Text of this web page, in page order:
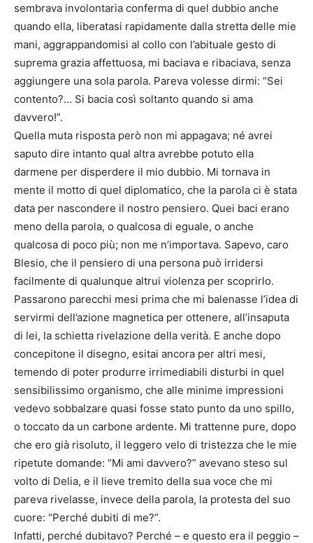
sembrava involontaria conferma di quel dubbio anche
quando ella, liberatasi rapidamente dalla stretta delle mie
mani, aggrappandomisi al collo con l’abituale gesto di
suprema grazia affettuosa, mi baciava e ribaciava, senza
aggiungere una sola parola. Pareva volesse dirmi: “Sei
contento?… Si bacia così soltanto quando si ama
davvero!”.
Quella muta risposta però non mi appagava; né avrei
saputo dire intanto qual altra avrebbe potuto ella
darmene per disperdere il mio dubbio. Mi tornava in
mente il motto di quel diplomatico, che la parola ci è stata
data per nascondere il nostro pensiero. Quei baci erano
meno della parola, o qualcosa di eguale, o anche
qualcosa di poco più; non me n’importava. Sapevo, caro
Blesio, che il pensiero di una persona può irridersi
facilmente di qualunque altrui violenza per scoprirlo.
Passarono parecchi mesi prima che mi balenasse l’idea di
servirmi dell’azione magnetica per ottenere, all’insaputa
di lei, la schietta rivelazione della verità. E anche dopo
concepitone il disegno, esitai ancora per altri mesi,
temendo di poter produrre irrimediabili disturbi in quel
sensibilissimo organismo, che alle minime impressioni
vedevo sobbalzare quasi fosse stato punto da uno spillo,
o toccato da un carbone ardente. Mi trattenne pure, dopo
che ero già risoluto, il leggero velo di tristezza che le mie
ripetute domande: “Mi ami davvero?” avevano steso sul
volto di Delia, e il lieve tremito della sua voce che mi
pareva rivelasse, invece della parola, la protesta del suo
cuore: “Perché dubiti di me?”.
Infatti, perché dubitavo? Perché – e questo era il peggio –